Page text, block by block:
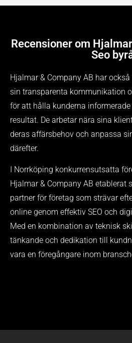
Recensioner om
Seo
Hjalmar & Company AB har
sin transparenta kommunikation
för att hålla kunderna
resultat. De arbetar nära sina
deras affärsbehov och anpassa
därefter.
I Norrköping konkurrensutsatta
Hjalmar & Company AB etablerat
partner för företag som strävar
online genom effektiv SEO och
Med en kombination av teknisk
tänkande och dedikation till
vara en föregångare inom